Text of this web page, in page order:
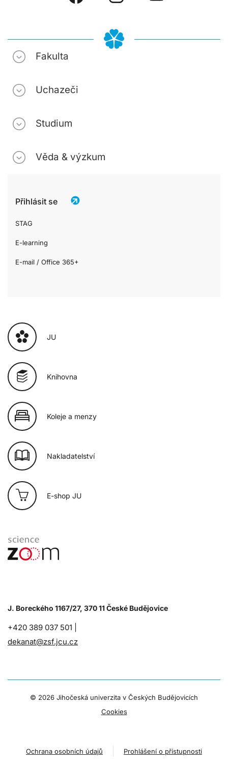
Fakulta
Uchazeči
Studium
Věda & výzkum
Přihlásit se
STAG
E-learning
E-mail / Office 365+
JU
Knihovna
Koleje a menzy
Nakladatelství
E-shop JU
J. Boreckého 1167/27, 370 11 České Budějovice
+420 389 037 501 |
dekanat@zsf.jcu.cz
© 2026 Jihočeská univerzita v Českých Budějovicích
Cookies
Ochrana osobních údajů Prohlášení o přístupnosti